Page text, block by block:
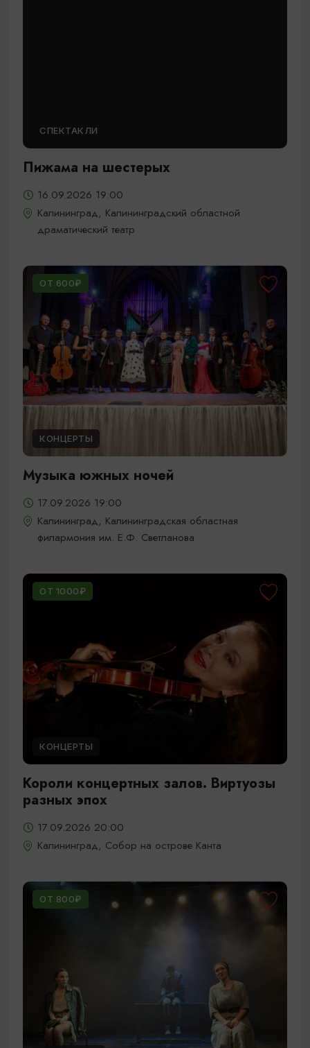
СПЕКТАКЛИ
Пижама на шестерых
16.09.2026 19:00
Калининград, Калининградский областной
драматический театр
ОТ 600₽
КОНЦЕРТЫ
Музыка южных ночей
17.09.2026 19:00
Калининград, Калининградская областная
филармония им. Е.Ф. Светланова
ОТ 1000₽
КОНЦЕРТЫ
Короли концертных залов. Виртуозы
разных эпох
17.09.2026 20:00
Калининград, Собор на острове Канта
ОТ 800₽